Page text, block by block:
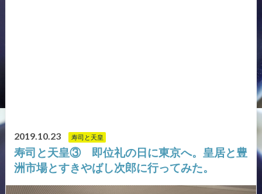
2019.10.23 寿司と天皇
寿司と天皇③ 即位礼の日に東京へ。皇居と豊
洲市場とすきやばし次郎に行ってみた。